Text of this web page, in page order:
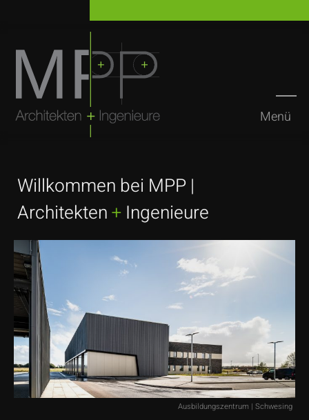
Menü
Willkommen bei MPP |
Architekten+ Ingenieure
Ausbildungszentrum | Schwesing